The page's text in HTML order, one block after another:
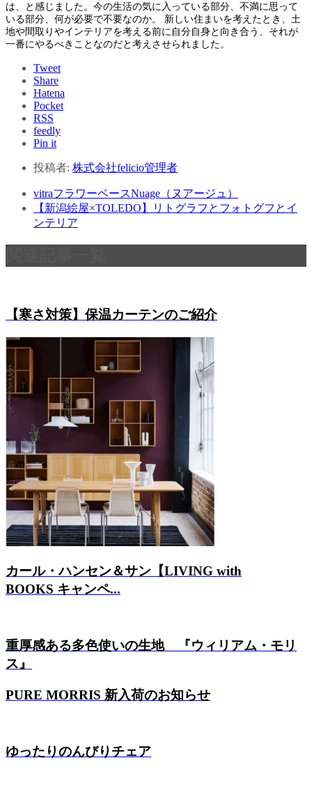
は、と感じました。今の生活の気に入っている部分、不満に思って
いる部分、何が必要で不要なのか。 新しい住まいを考えたとき、土
地や間取りやインテリアを考える前に自分自身と向き合う、それが
一番にやるべきことなのだと考えさせられました。
Tweet
Share
Hatena
Pocket
RSS
feedly
Pin it
投稿者: 株式会社felicio管理者
vitraフラワーベースNuage（ヌアージュ）
【新潟絵屋×TOLEDO】リトグラフとフォトグフとイ
ンテリア
【寒さ対策】保温カーテンのご紹介
カール・ハンセン＆サン【LIVING with
BOOKS キャンペ...
重厚感ある多色使いの生地 『ウィリアム・モリ
ス』
PURE MORRIS 新入荷のお知らせ
ゆったりのんびりチェア